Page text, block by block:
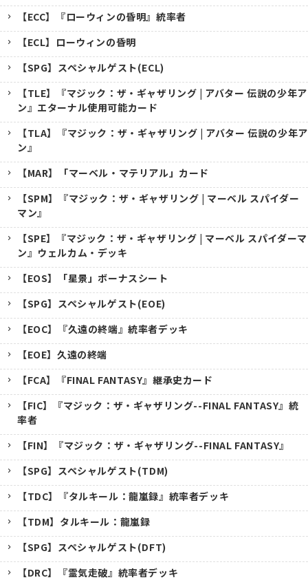
【ECC】『ローウィンの昏明』統率者
【ECL】ローウィンの昏明
【SPG】スペシャルゲスト(ECL)
【TLE】『マジック：ザ・ギャザリング | アバター 伝説の少年ア
ン』エターナル使用可能カード
【TLA】『マジック：ザ・ギャザリング | アバター 伝説の少年ア
ン』
【MAR】「マーベル・マテリアル」カード
【SPM】『マジック：ザ・ギャザリング | マーベル スパイダー
マン』
【SPE】『マジック：ザ・ギャザリング | マーベル スパイダーマ
ン』ウェルカム・デッキ
【EOS】「星景」ボーナスシート
【SPG】スペシャルゲスト(EOE)
【EOC】『久遠の終端』統率者デッキ
【EOE】久遠の終端
【FCA】『FINAL FANTASY』継承史カード
【FIC】『マジック：ザ・ギャザリング--FINAL FANTASY』統
率者
【FIN】『マジック：ザ・ギャザリング--FINAL FANTASY』
【SPG】スペシャルゲスト(TDM)
【TDC】『タルキール：龍嵐録』統率者デッキ
【TDM】タルキール：龍嵐録
【SPG】スペシャルゲスト(DFT)
【DRC】『霊気走破』統率者デッキ